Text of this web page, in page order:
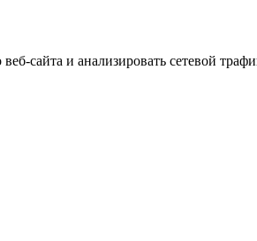
сайта и анализировать сетевой